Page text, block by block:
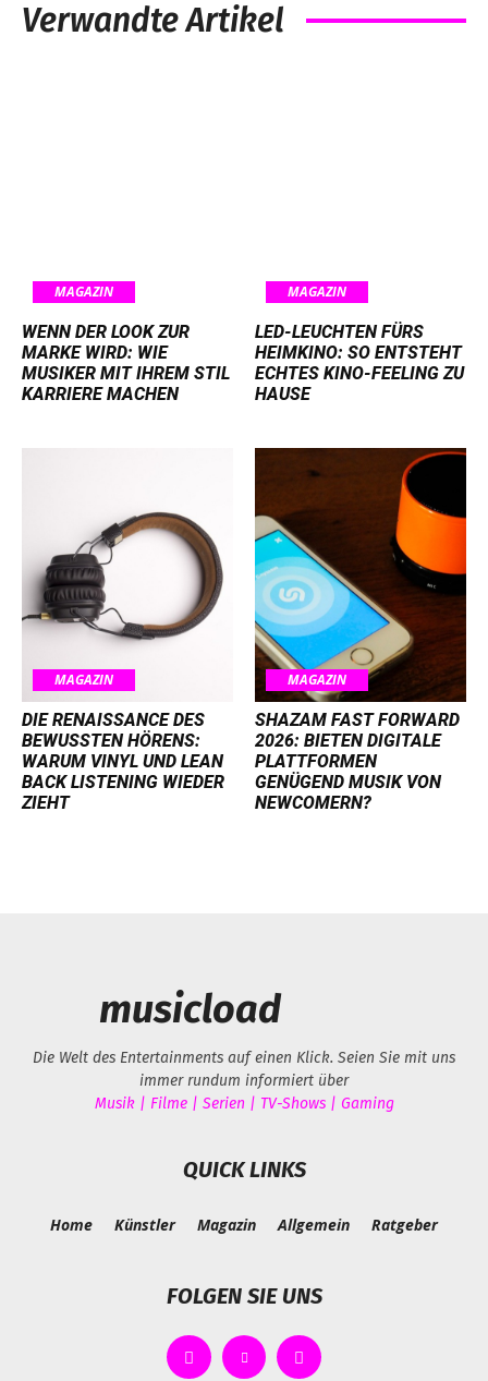
Verwandte Artikel
MAGAZIN
WENN DER LOOK ZUR
MARKE WIRD: WIE
MUSIKER MIT IHREM STIL
KARRIERE MACHEN
MAGAZIN
LED-LEUCHTEN FÜRS
HEIMKINO: SO ENTSTEHT
ECHTES KINO-FEELING ZU
HAUSE
MAGAZIN
DIE RENAISSANCE DES
BEWUSSTEN HÖRENS:
WARUM VINYL UND LEAN
BACK LISTENING WIEDER
ZIEHT
MAGAZIN
SHAZAM FAST FORWARD
2026: BIETEN DIGITALE
PLATTFORMEN
GENÜGEND MUSIK VON
NEWCOMERN?
musicload
Die Welt des Entertainments auf einen Klick. Seien Sie mit uns
immer rundum informiert über
Musik | Filme | Serien | TV-Shows | Gaming
QUICK LINKS
Home Künstler Magazin Allgemein Ratgeber
FOLGEN SIE UNS